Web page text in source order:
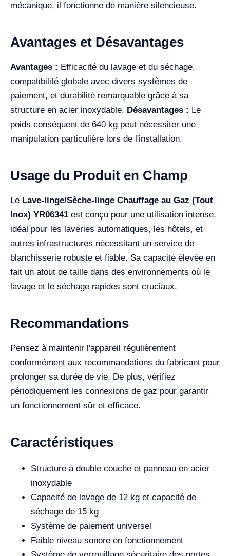
mécanique, il fonctionne de manière silencieuse.
Avantages et Désavantages
Avantages : Efficacité du lavage et du séchage,
compatibilité globale avec divers systèmes de
paiement, et durabilité remarquable grâce à sa
structure en acier inoxydable. Désavantages : Le
poids conséquent de 640 kg peut nécessiter une
manipulation particulière lors de l'installation.
Usage du Produit en Champ
Le Lave-linge/Sèche-linge Chauffage au Gaz (Tout
Inox) YR06341 est conçu pour une utilisation intense,
idéal pour les laveries automatiques, les hôtels, et
autres infrastructures nécessitant un service de
blanchisserie robuste et fiable. Sa capacité élevée en
fait un atout de taille dans des environnements où le
lavage et le séchage rapides sont cruciaux.
Recommandations
Pensez à maintenir l'appareil régulièrement
conformément aux recommandations du fabricant pour
prolonger sa durée de vie. De plus, vérifiez
périodiquement les connexions de gaz pour garantir
un fonctionnement sûr et efficace.
Caractéristiques
Structure à double couche et panneau en acier
inoxydable
Capacité de lavage de 12 kg et capacité de
séchage de 15 kg
Système de paiement universel
Faible niveau sonore en fonctionnement